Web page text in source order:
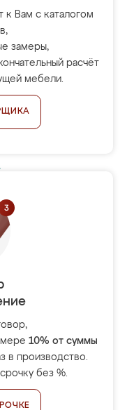
к Вам с каталогом
замеры,
расчёт
мебели.
10% от суммы
в производство.
без %.